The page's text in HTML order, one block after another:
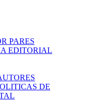
PARES
EDITORIAL
DE